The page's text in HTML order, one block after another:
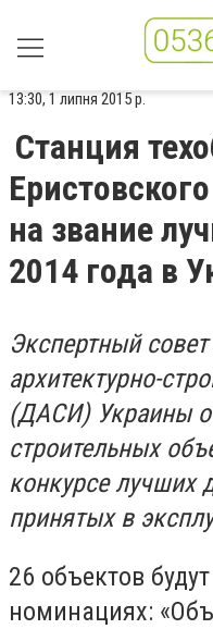
13:30, 1 липня 2015 р.
Станция
на звание
2014 года в
Экспертный
архитектурно-
(ДАСИ) Украины
строительных
конкурсе лучших
принятых в
26 объектов
номинациях: